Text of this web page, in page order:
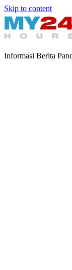
Skip to content
Informasi Berita